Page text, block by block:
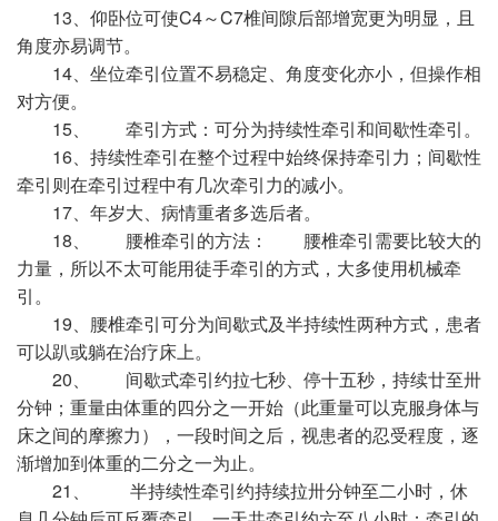
13、仰卧位可使C4～C7椎间隙后部增宽更为明显，且
角度亦易调节。
14、坐位牵引位置不易稳定、角度变化亦小，但操作相
对方便。
15、 牵引方式：可分为持续性牵引和间歇性牵引。
16、持续性牵引在整个过程中始终保持牵引力；间歇性
牵引则在牵引过程中有几次牵引力的减小。
17、年岁大、病情重者多选后者。
18、 腰椎牵引的方法： 腰椎牵引需要比较大的
力量，所以不太可能用徒手牵引的方式，大多使用机械牵
引。
19、腰椎牵引可分为间歇式及半持续性两种方式，患者
可以趴或躺在治疗床上。
20、 间歇式牵引约拉七秒、停十五秒，持续廿至卅
分钟；重量由体重的四分之一开始（此重量可以克服身体与
床之间的摩擦力），一段时间之后，视患者的忍受程度，逐
渐增加到体重的二分之一为止。
21、 半持续性牵引约持续拉卅分钟至二小时，休